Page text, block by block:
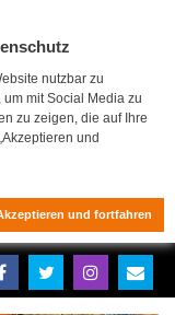
nutzbar zu
mit Social Media zu
zu zeigen, die auf Ihre
und
und fortfahren